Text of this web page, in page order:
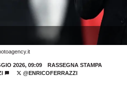
2026, 09:09
RASSEGNA STAMPA
@ENRICOFERRAZZI